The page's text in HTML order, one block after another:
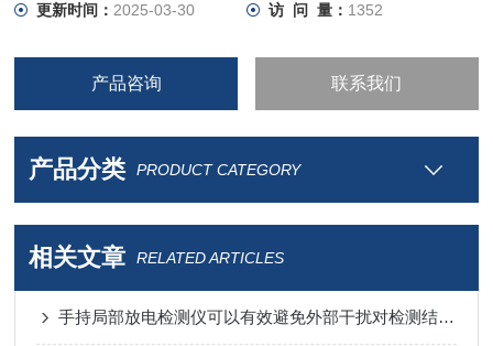
更新时间： 2025-03-30 访 问 量： 1352
产品咨询 联系我们
产品分类 PRODUCT CATEGORY
相关文章 RELATED ARTICLES
手持局部放电检测仪可以有效避免外部干扰对检测结果的影响